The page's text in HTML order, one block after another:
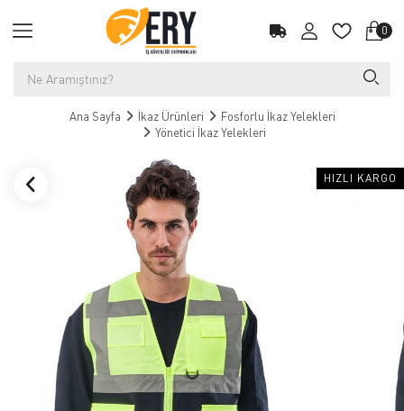
0
Ana Sayfa İkaz Ürünleri
Fosforlu İkaz Yelekleri
Yönetici İkaz Yelekleri
HIZLI KARGO